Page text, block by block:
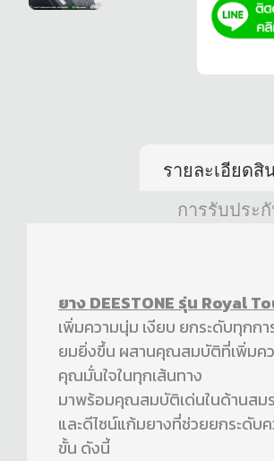
รายละเอียดสิ
การรับประ
ยาง DEESTONE รุ่น Royal
เพิ่มความนุ่ม เงียบ ยกระดับทุกกา
ยมยิ่งขึ้น ผสานคุณสมบัติที่เพิ่มค
คุณมั่นใจในทุกเส้นทาง
มาพร้อมคุณสมบัติเด่นในด้านสม
และดีไซน์แก้มยางที่ช่วยยกระดับ
ขั้น ดังนี้